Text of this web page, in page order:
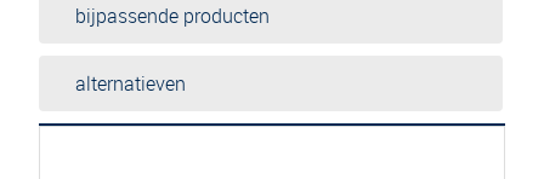
bijpassende producten
alternatieven